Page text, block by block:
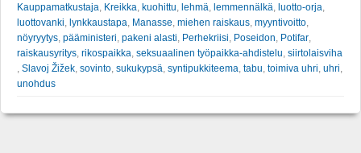
Kauppamatkustaja Kreikka kuohittu lehmä lemmennälkä luotto-orja
luottovanki lynkkaustapa Manasse miehen raiskaus myyntivoitto
nöyryytys pääministeri pakeni alasti Perhekriisi Poseidon Potifar
raiskausyritys rikospaikka seksuaalinen työpaikka-ahdistelu siirtolaisviha
Slavoj Žižek sovinto sukukypsä syntipukkiteema tabu toimiva uhri uhri
unohdus